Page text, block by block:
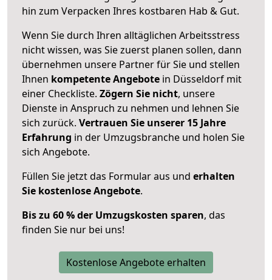
hin zum Verpacken Ihres kostbaren Hab & Gut.
Wenn Sie durch Ihren alltäglichen Arbeitsstress
nicht wissen, was Sie zuerst planen sollen, dann
übernehmen unsere Partner für Sie und stellen
Ihnen kompetente Angebote in Düsseldorf mit
einer Checkliste. Zögern Sie nicht, unsere
Dienste in Anspruch zu nehmen und lehnen Sie
sich zurück. Vertrauen Sie unserer 15 Jahre
Erfahrung in der Umzugsbranche und holen Sie
sich Angebote.
Füllen Sie jetzt das Formular aus und erhalten
Sie kostenlose Angebote.
Bis zu 60 % der Umzugskosten sparen, das
finden Sie nur bei uns!
Kostenlose Angebote erhalten